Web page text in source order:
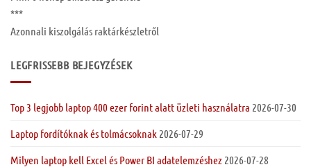
***
Azonnali kiszolgálás raktárkészletről
LEGFRISSEBB BEJEGYZÉSEK
Top 3 legjobb laptop 400 ezer forint alatt üzleti használatra 2026-07-30
Laptop fordítóknak és tolmácsoknak 2026-07-29
Milyen laptop kell Excel és Power BI adatelemzéshez 2026-07-28